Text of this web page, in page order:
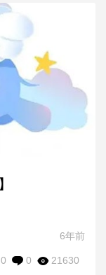
6年前
21630
0
0